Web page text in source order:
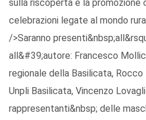
sulla riscoperta e la
celebrazioni legate al mondo
/>Saranno
all&#39;autore: Francesco
regionale della Basilicata,
Unpli Basilicata, Vincenzo
rappresentanti&nbsp; delle